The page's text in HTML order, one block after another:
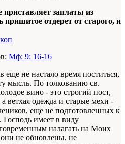
приставляет заплаты из
пришитое отдерет от старого, и
Мф: 9: 16-16
еще не настало время поститься,
мысль. По толкованию св.
вино - это строгий пост,
ветхая одежда и старые мехи -
еще не подготовленных к
имеет в виду
налагать на Моих
не обновлены, не